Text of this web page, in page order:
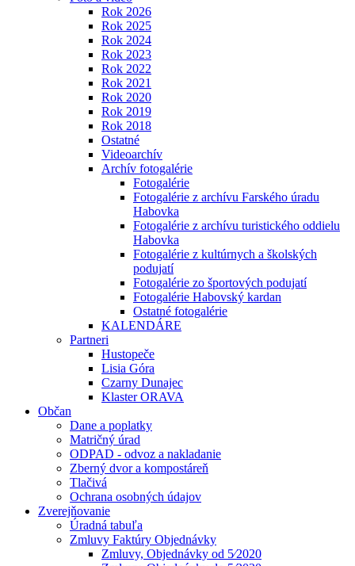
Rok 2026
Rok 2025
Rok 2024
Rok 2023
Rok 2022
Rok 2021
Rok 2020
Rok 2019
Rok 2018
Ostatné
Videoarchív
Archív fotogalérie
Fotogalérie
Fotogalérie z archívu Farského úradu
Habovka
Fotogalérie z archívu turistického oddielu
Habovka
Fotogalérie z kultúrnych a školských
podujatí
Fotogalérie zo športových podujatí
Fotogalérie Habovský kardan
Ostatné fotogalérie
KALENDÁRE
Partneri
Hustopeče
Lisia Góra
Czarny Dunajec
Klaster ORAVA
Občan
Dane a poplatky
Matričný úrad
ODPAD - odvoz a nakladanie
Zberný dvor a kompostáreň
Tlačivá
Ochrana osobných údajov
Zverejňovanie
Úradná tabuľa
Zmluvy Faktúry Objednávky
Zmluvy, Objednávky od 5⁄2020